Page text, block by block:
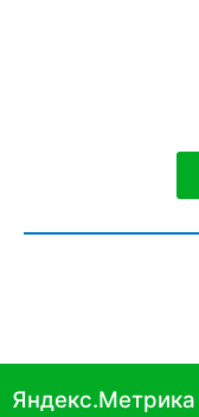
Яндекс.Метрика